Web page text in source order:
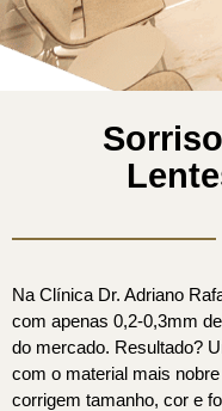
Na Clínica Dr. Adriano
com apenas 0,2-0,3mm
do mercado. Resultado?
com o material mais
corrigem tamanho, cor e